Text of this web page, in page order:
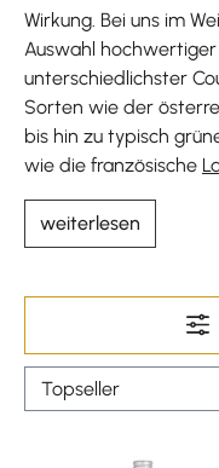
Wirkung. Bei uns im
Auswahl
unterschiedlichster
Sorten wie der
bis hin zu typisch
wie die französische
weiterlesen